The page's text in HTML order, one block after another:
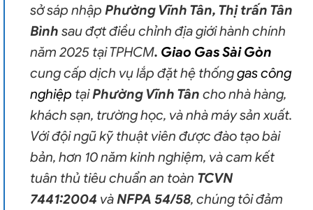
sở sáp nhập Phường Vĩnh Tân, Thị trấn Tân
Bình sau đợt điều chỉnh địa giới hành chính
năm 2025 tại TPHCM. Giao Gas Sài Gòn
cung cấp dịch vụ lắp đặt hệ thốnggas công
nghiệp tạiPhường Vĩnh Tân cho nhà hàng,
khách sạn, trường học, và nhà máy sản xuất.
Với đội ngũ kỹ thuật viên được đào tạo bài
bản, hơn 10 năm kinh nghiệm, và cam kết
tuân thủ tiêu chuẩn an toàn TCVN
7441:2004 và NFPA 54/58, chúng tôi đảm